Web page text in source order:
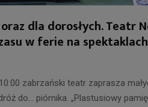
dla dorosłych. Teatr
w ferie na
zabrzański teatr zaprasza
do… piórnika. „Plastusiowy